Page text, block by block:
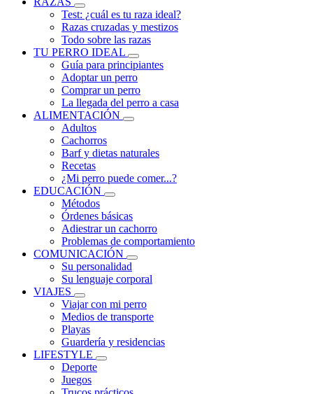
Test: ¿cuál es tu raza ideal?
Razas cruzadas y mestizos
Todo sobre las razas
TU PERRO IDEAL
Guía para principiantes
Adoptar un perro
Comprar un perro
La llegada del perro a casa
ALIMENTACIÓN
Adultos
Cachorros
Barf y dietas naturales
Recetas
¿Mi perro puede comer...?
EDUCACIÓN
Métodos
Órdenes básicas
Adiestrar un cachorro
Problemas de comportamiento
COMUNICACIÓN
Su personalidad
Su lenguaje corporal
VIAJES
Viajar con mi perro
Medios de transporte
Playas
Guardería y residencias
LIFESTYLE
Deporte
Juegos